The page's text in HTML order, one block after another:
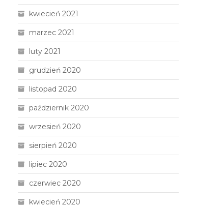
kwiecień 2021
marzec 2021
luty 2021
grudzień 2020
listopad 2020
październik 2020
wrzesień 2020
sierpień 2020
lipiec 2020
czerwiec 2020
kwiecień 2020